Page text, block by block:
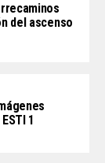
del ascenso
1